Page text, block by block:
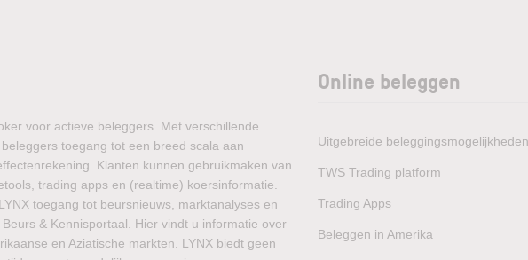
voor actieve beleggers. Met verschillende
toegang tot een breed scala aan
Klanten kunnen gebruikmaken van
trading apps en (realtime) koersinformatie.
toegang tot beursnieuws, marktanalyses en
& Kennisportaal. Hier vindt u informatie over
en Aziatische markten. LYNX biedt geen
Online beleggen
Uitgebreide beleggingsmogelijkheden
TWS Trading platform
Trading Apps
Beleggen in Amerika